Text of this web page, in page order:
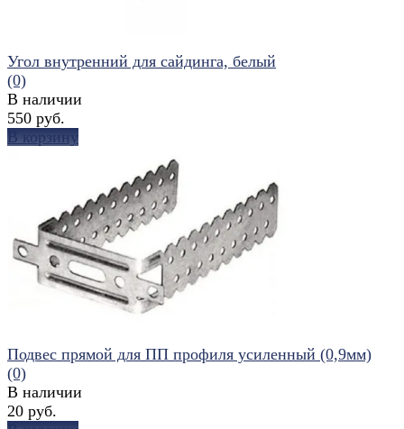
избранное сравнить
Угол внутренний для сайдинга, белый
(0)
В наличии
550 руб.
В корзину
Подвес прямой для ПП профиля усиленный (0,9мм)
(0)
В наличии
20 руб.